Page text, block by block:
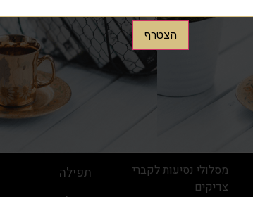
מסלולי נסיעות לקברי
צדיקים
קישורים
מוקד הישועות
תפילה
הצטרף